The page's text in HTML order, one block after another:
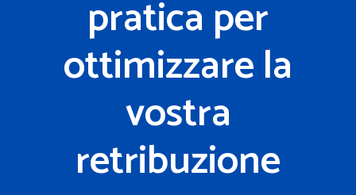
pratica per
ottimizzare la
vostra
retribuzione